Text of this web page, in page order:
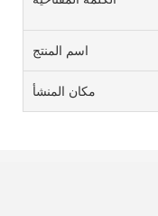
اسم المنتج
مكان المنشأ